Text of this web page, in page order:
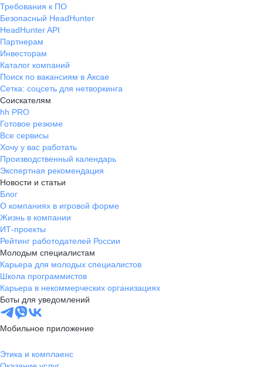
Требования к ПО
Безопасный HeadHunter
HeadHunter API
Партнерам
Инвесторам
Каталог компаний
Поиск по вакансиям в Аксае
Сетка: соцсеть для нетворкинга
Соискателям
hh PRO
Готовое резюме
Все сервисы
Хочу у вас работать
Производственный календарь
Экспертная рекомендация
Новости и статьи
Блог
О компаниях в игровой форме
Жизнь в компании
ИТ-проекты
Рейтинг работодателей России
Молодым специалистам
Карьера для молодых специалистов
Школа программистов
Карьера в некоммерческих организациях
Боты для уведомлений
Мобильное приложение
Этика и комплаенс